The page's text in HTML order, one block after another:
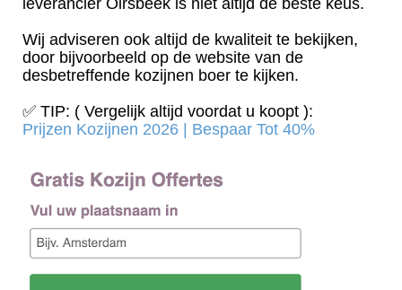
Wij adviseren ook altijd de kwaliteit te bekijken,
door bijvoorbeeld op de website van de
desbetreffende kozijnen boer te kijken.
✅ TIP: ( Vergelijk altijd voordat u koopt ):
Prijzen Kozijnen 2026 | Bespaar Tot 40%‎